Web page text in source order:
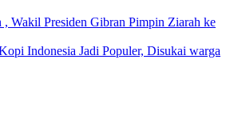
, Wakil Presiden Gibran Pimpin Ziarah ke
Indonesia Jadi Populer, Disukai warga